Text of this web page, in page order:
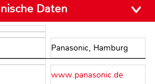
Daten
Panasonic, Hamburg
www.panasonic.de